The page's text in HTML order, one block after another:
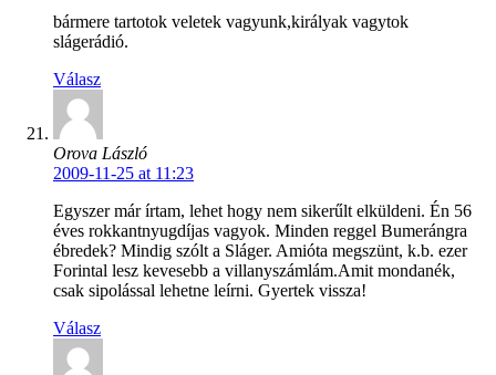
bármere tartotok veletek vagyunk,királyak vagytok
slágerádió.
Válasz
Orova László
2009-11-25 at 11:23
Egyszer már írtam, lehet hogy nem sikerűlt elküldeni. Én 56
éves rokkantnyugdíjas vagyok. Minden reggel Bumerángra
ébredek? Mindig szólt a Sláger. Amióta megszünt, k.b. ezer
Forintal lesz kevesebb a villanyszámlám.Amit mondanék,
csak sipolással lehetne leírni. Gyertek vissza!
Válasz